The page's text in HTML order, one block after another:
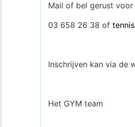
Mail of bel gerust voor
03 658 26 38 of
Inschrijven kan via de
Het GYM team